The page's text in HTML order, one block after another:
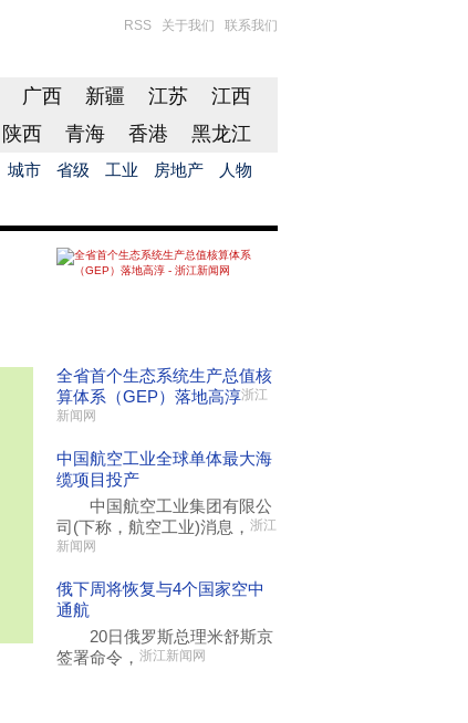
RSS 关于我们 联系我们
广西 新疆 江苏
江西
陕西 青海 香港 黑龙江
城市 省级 工业 房地产 人物
全省首个生态系统生产总值核
算体系（GEP）落地高淳浙江
新闻网
中国航空工业全球单体最大海
缆项目投产
中国航空工业集团有限公
司(下称，航空工业)消息， 浙江
新闻网
俄下周将恢复与4个国家空中
通航
20日俄罗斯总理米舒斯京
签署命令， 浙江新闻网